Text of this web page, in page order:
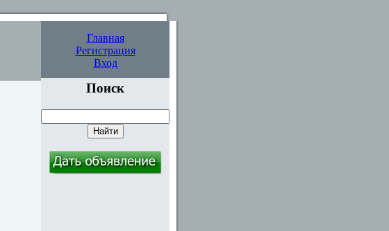
Главная
Регистрация
Вход
Поиск